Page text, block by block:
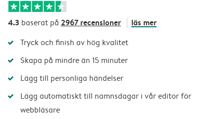
4.3 baserat på 2967 recensioner läs mer
Tryck och finish av hög kvalitet
Skapa på mindre än 15 minuter
Lägg till personliga händelser
Lägg automatiskt till namnsdagar i vår editor för
webbläsare